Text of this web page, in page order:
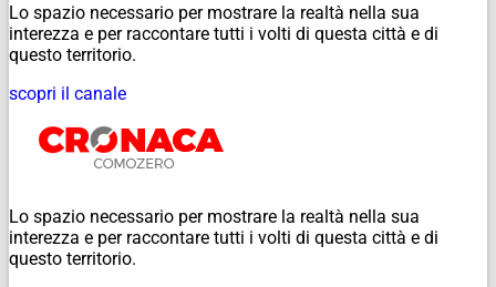
Lo spazio necessario per mostrare la realtà nella sua
interezza e per raccontare tutti i volti di questa città e di
questo territorio.
scopri il canale
Lo spazio necessario per mostrare la realtà nella sua
interezza e per raccontare tutti i volti di questa città e di
questo territorio.